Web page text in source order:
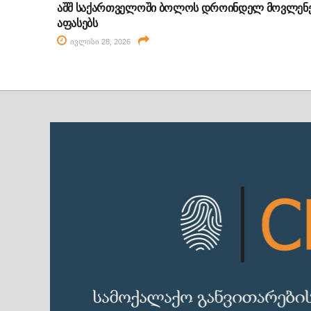
აშშ საქართველოში ბოლოს დროინდელ
აფასებს
ივლისი 28, 2026